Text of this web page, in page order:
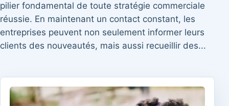
pilier fondamental de toute stratégie commerciale
réussie. En maintenant un contact constant, les
entreprises peuvent non seulement informer leurs
clients des nouveautés, mais aussi recueillir des...